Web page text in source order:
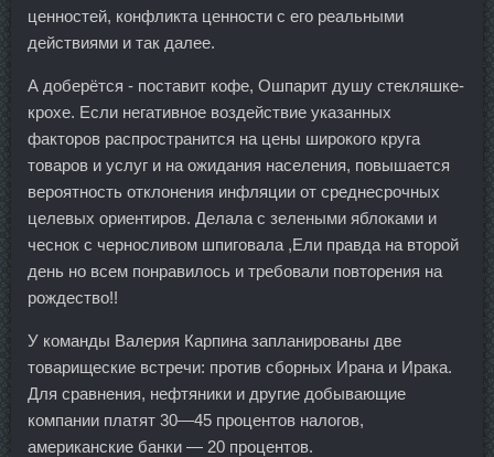
ценностей, конфликта ценности с его реальными
действиями и так далее.
А доберётся - поставит кофе, Ошпарит душу стекляшке-
крохе. Если негативное воздействие указанных
факторов распространится на цены широкого круга
товаров и услуг и на ожидания населения, повышается
вероятность отклонения инфляции от среднесрочных
целевых ориентиров. Делала с зелеными яблоками и
чеснок с черносливом шпиговала ,Ели правда на второй
день но всем понравилось и требовали повторения на
рождество!!
У команды Валерия Карпина запланированы две
товарищеские встречи: против сборных Ирана и Ирака.
Для сравнения, нефтяники и другие добывающие
компании платят 30—45 процентов налогов,
американские банки — 20 процентов.